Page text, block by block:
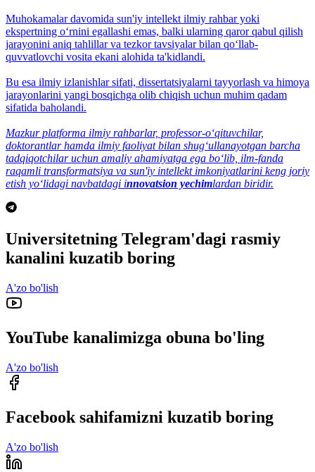
Muhokamalar davomida sun'iy intellekt ilmiy rahbar yoki
ekspertning o‘rnini egallashi emas, balki ularning qaror qabul qilish
jarayonini aniq tahlillar va tezkor tavsiyalar bilan qo‘llab-
quvvatlovchi vosita ekani alohida ta'kidlandi.
Bu esa ilmiy izlanishlar sifati, dissertatsiyalarni tayyorlash va himoya
jarayonlarini yangi bosqichga olib chiqish uchun muhim qadam
sifatida baholandi.
Mazkur platforma ilmiy rahbarlar, professor-o‘qituvchilar,
doktorantlar hamda ilmiy faoliyat bilan shug‘ullanayotgan barcha
tadqiqotchilar uchun amaliy ahamiyatga ega bo‘lib, ilm-fanda
raqamli transformatsiya va sun'iy intellekt imkoniyatlarini keng joriy
etish yo‘lidagi navbatdagi innovatsion yechimlardan biridir.
Universitetning Telegram'dagi rasmiy
kanalini kuzatib boring
A'zo bo'lish
YouTube kanalimizga obuna bo'ling
A'zo bo'lish
Facebook sahifamizni kuzatib boring
A'zo bo'lish